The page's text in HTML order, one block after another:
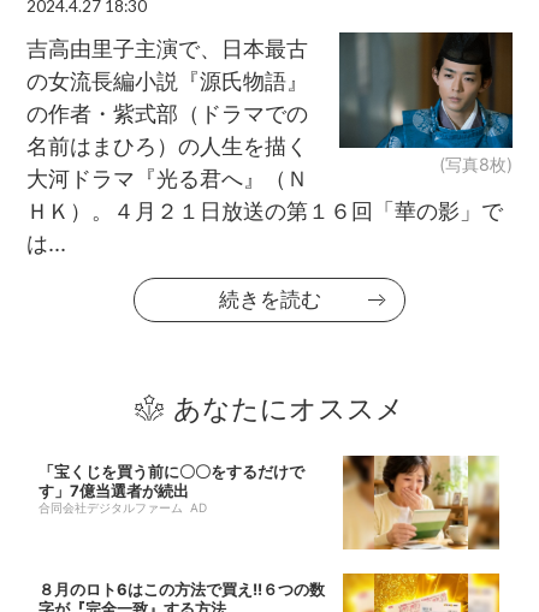
2024.4.27 18:30
(写真8枚)
吉高由里子主演で、日本最古
の女流長編小説『源氏物語』
の作者・紫式部（ドラマでの
名前はまひろ）の人生を描く
大河ドラマ『光る君へ』（Ｎ
ＨＫ）。４月２１日放送の第１６回「華の影」で
は...
続きを読む
あなたにオススメ
「宝くじを買う前に〇〇をするだけで
す」7億当選者が続出
合同会社デジタルファーム AD
８月のロト6はこの方法で買え!!６つの数